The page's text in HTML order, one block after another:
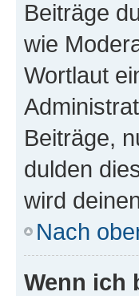
Beiträge
wie
Wortlaut
Beiträge,
dulden
wird
Nach
Wenn ich